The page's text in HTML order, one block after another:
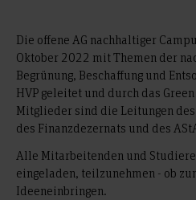
Die offene AG nachhaltiger
Oktober 2022 mit Themen der
Begrünung, Beschaffung und
HVP geleitet und durch das
Mitglieder sind die Leitungen
des Finanzdezernats und des
Alle Mitarbeitenden und
eingeladen, teilzunehmen - ob
Ideeneinbringen.